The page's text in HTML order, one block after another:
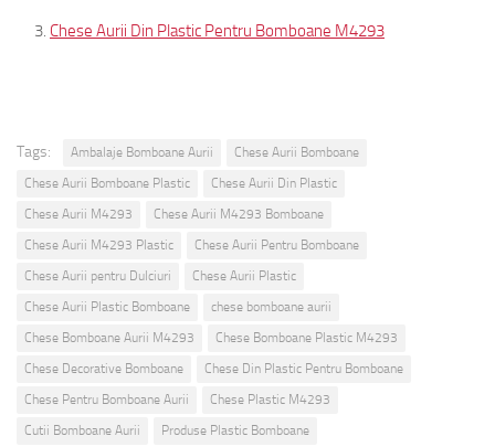
Chese Aurii Din Plastic Pentru Bomboane M4293
Tags: Ambalaje Bomboane Aurii
Chese Aurii Bomboane
Chese Aurii Bomboane Plastic
Chese Aurii Din Plastic
Chese Aurii M4293
Chese Aurii M4293 Bomboane
Chese Aurii M4293 Plastic
Chese Aurii Pentru Bomboane
Chese Aurii pentru Dulciuri
Chese Aurii Plastic
Chese Aurii Plastic Bomboane
chese bomboane aurii
Chese Bomboane Aurii M4293
Chese Bomboane Plastic M4293
Chese Decorative Bomboane
Chese Din Plastic Pentru Bomboane
Chese Pentru Bomboane Aurii
Chese Plastic M4293
Cutii Bomboane Aurii
Produse Plastic Bomboane